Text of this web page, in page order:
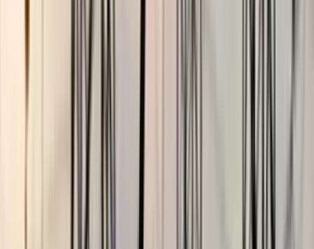
ছাত্রকে দিয়ে এইচএসসির খাতা
মূল্যায়নের অভিযাগে শিক্ষক রিপন